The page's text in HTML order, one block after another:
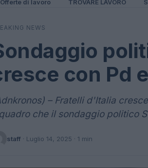
Offerte di lavoro TROVARE LAVORO
NEWS
con Pd
– Fratelli d'Italia
che il sondaggio politico
staff · Luglio 14, 2025 · 1 min